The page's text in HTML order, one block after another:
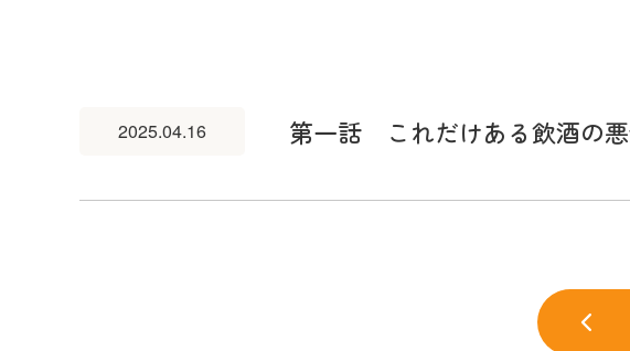
2025.04.16 第一話 これだけある飲酒の